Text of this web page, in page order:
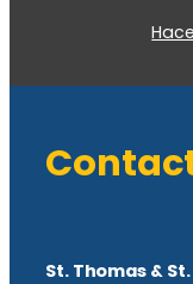
St. Thomas &